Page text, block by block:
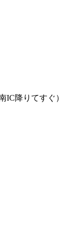
IC降りてすぐ）